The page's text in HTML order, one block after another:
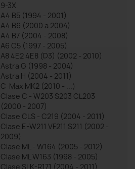
9-3X
A4 B5 (1994 - 2001)
A4 B6 (2000 a 2004)
A4 B7 (2004 - 2008)
A6 C5 (1997 - 2005)
A8 4E2 4E8 (D3) (2002 - 2010)
Astra G (1998 - 2004)
Astra H (2004 - 2011)
C-Max MK2 (2010 - ...)
Clase C - W203 S203 CL203
(2000 - 2007)
Clase CLS - C219 (2004 - 2011)
Clase E-W211 VF211 S211 (2002 -
2009)
Clase ML - W164 (2005 - 2012)
Clase ML W163 (1998 - 2005)
Clase SLK-R171 (2004 - 2011)